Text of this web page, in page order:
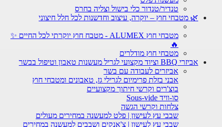
טנדיר/טנדור כלי בישול וצליה בחרס
🌿 מטבחי חוץ – יוקרה, עיצוב וחדשנות לכל חלל חיצוני
מטבחי חוץ ALUMEX - מטבח חוץ יוקרתי לכל החיים ✨
מטבחי חוץ מודלרים
אביזרי BBQ וציוד מקצועי לגריל מעשנות טאבון וטיפול בבשר
אביזרים לעבודה עם בשר
אבני בזלת פרימיום לגרילי גז, טאבונים ומטבחי חוץ
בוצ'רים וקרשי חיתוך מקצועיים
סו-וויד Sous-vide
צלחות וקרשי הגשה
שבבי עץ לעישון | פלט למעשנה במחירים מעולים
שבבי עץ לעישון | צ'אנקים ושבבים למעשנה במחירים